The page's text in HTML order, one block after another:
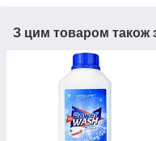
З цим товаром також